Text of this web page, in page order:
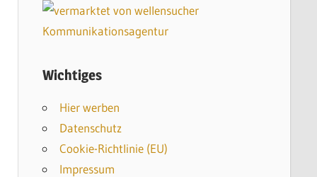
k
Wichtiges
Hier werben
Datenschutz
Cookie-Richtlinie (EU)
Impressum